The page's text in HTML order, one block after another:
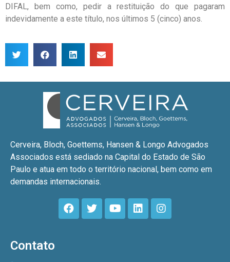
DIFAL, bem como, pedir a restituição do que pagaram
indevidamente a este título, nos últimos 5 (cinco) anos.
Cerveira, Bloch, Goettems, Hansen & Longo Advogados
Associados está sediado na Capital do Estado de São
Paulo e atua em todo o território nacional, bem como em
demandas internacionais.
Contato